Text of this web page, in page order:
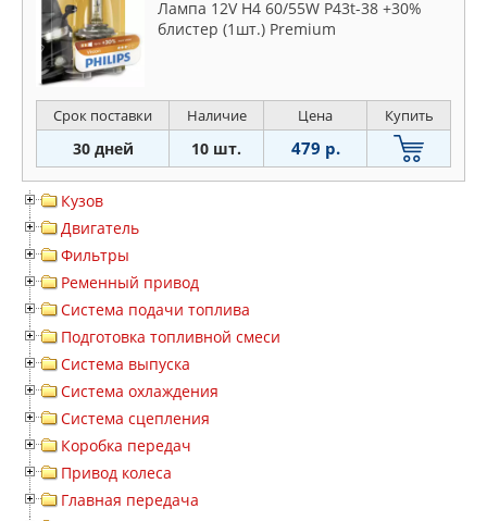
Лампа 12V H4 60/55W P43t-38 +30%
блистер (1шт.) Premium
Срок поставки Наличие Цена Купить
30 дней 10 шт. 479 р.
Кузов
Двигатель
Фильтры
Ременный привод
Система подачи топлива
Подготовка топливной смеси
Система выпуска
Система охлаждения
Система сцепления
Коробка передач
Привод колеса
Главная передача